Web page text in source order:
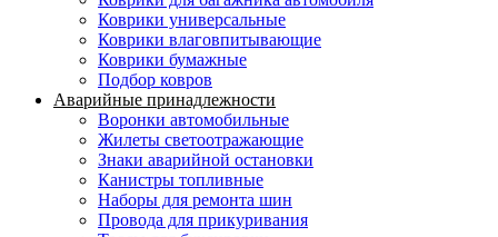
Коврики универсальные
Коврики влаговпитывающие
Коврики бумажные
Подбор ковров
Аварийные принадлежности
Воронки автомобильные
Жилеты светоотражающие
Знаки аварийной остановки
Канистры топливные
Наборы для ремонта шин
Провода для прикуривания